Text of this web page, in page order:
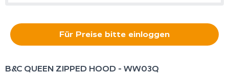
Für Preise bitte einloggen
B&C QUEEN ZIPPED HOOD - WW03Q